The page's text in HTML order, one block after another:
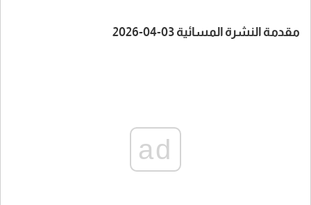
مقدمة النشرة المسائية 03-04-2026
ad